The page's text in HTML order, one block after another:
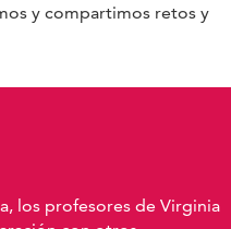
y compartimos retos y
los profesores de Virginia